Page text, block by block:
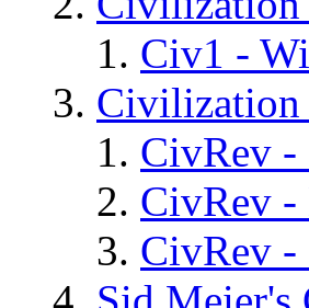
Civ1 -
CivRev -
CivRev
CivRev -